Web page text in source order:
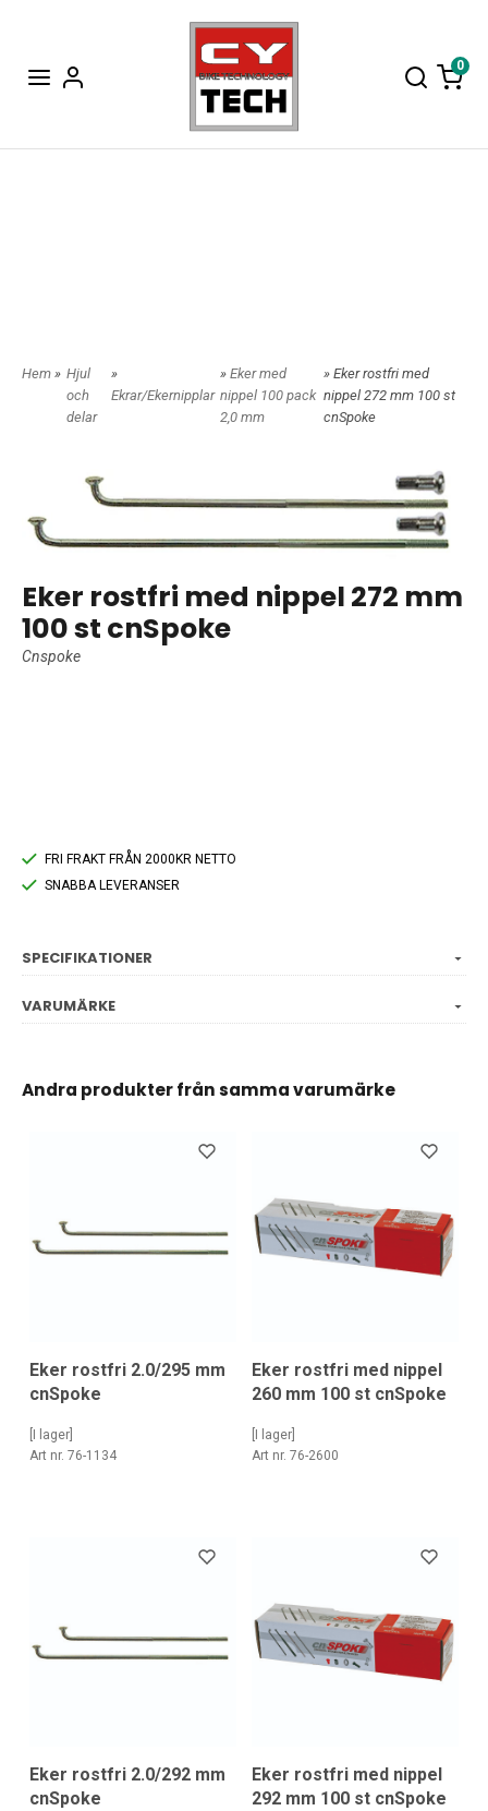
0
Hem » Hjul
och
delar
»
Ekrar/Ekernipplar
» Eker med
nippel 100 pack
2,0 mm
» Eker rostfri med
nippel 272 mm 100 st
cnSpoke
Eker rostfri med nippel 272 mm
100 st cnSpoke
Cnspoke
FRI FRAKT FRÅN 2000KR NETTO
SNABBA LEVERANSER
SPECIFIKATIONER
VARUMÄRKE
Andra produkter från samma varumärke
Eker rostfri 2.0/295 mm
cnSpoke
[I lager]
Art nr. 76-1134
Eker rostfri med nippel
260 mm 100 st cnSpoke
[I lager]
Art nr. 76-2600
Eker rostfri 2.0/292 mm
cnSpoke
Eker rostfri med nippel
292 mm 100 st cnSpoke